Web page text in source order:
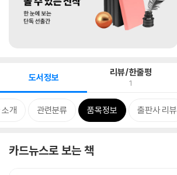
도서정보 리뷰/한줄평
1
개 관련분류 품목정보 출판사 리뷰
카드뉴스로 보는 책